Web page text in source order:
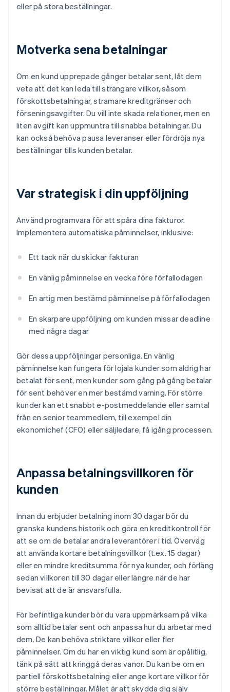
eller på stora beställningar.
Motverka sena betalningar
Om en kund upprepade gånger betalar sent, låt dem
veta att det kan leda till strängare villkor, såsom
förskottsbetalningar, stramare kreditgränser och
förseningsavgifter. Du vill inte skada relationer, men en
liten avgift kan uppmuntra till snabba betalningar. Du
kan också behöva pausa leveranser eller fördröja nya
beställningar tills kunden betalar.
Var strategisk i din uppföljning
Använd programvara för att spåra dina fakturor.
Implementera automatiska påminnelser, inklusive:
Ett tack när du skickar fakturan
En vänlig påminnelse en vecka före förfallodagen
En artig men bestämd påminnelse på förfallodagen
En skarpare uppföljning om kunden missar deadline
med några dagar
Gör dessa uppföljningar personliga. En vänlig
påminnelse kan fungera för lojala kunder som aldrig har
betalat för sent, men kunder som gång på gång betalar
för sent behöver en mer bestämd varning. För större
kunder kan ett snabbt e-postmeddelande eller samtal
från en senior teammedlem, till exempel din
ekonomichef (CFO) eller säljledare, få igång processen.
Anpassa betalningsvillkoren för
kunden
Innan du erbjuder betalning inom 30 dagar bör du
granska kundens historik och göra en kreditkontroll för
att se om de betalar andra leverantörer i tid. Överväg
att använda kortare betalningsvillkor (t.ex. 15 dagar)
eller en mindre kreditsumma för nya kunder, och förläng
sedan villkoren till 30 dagar eller längre när de har
bevisat att de är ansvarsfulla.
För befintliga kunder bör du vara uppmärksam på vilka
som alltid betalar sent och anpassa hur du arbetar med
dem. De kan behöva striktare villkor eller fler
påminnelser. Om du har en viktig kund som är opålitlig,
tänk på sätt att kringgå deras vanor. Du kan be om en
partiell förskottsbetalning eller ange kortare villkor för
större beställningar. Målet är att skydda dig själv